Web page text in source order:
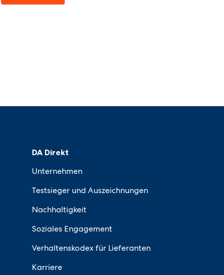
DA Direkt
Unternehmen
Testsieger und Auszeichnungen
Nachhaltigkeit
Soziales Engagement
Verhaltenskodex für Lieferanten
Karriere